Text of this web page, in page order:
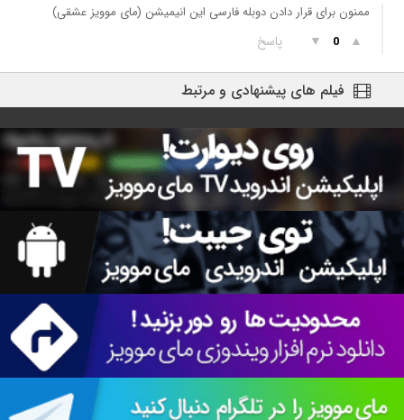
ممنون برای قرار دادن دوبله فارسی این انیمیشن (مای موویز عشقی)
▲
0
▼ پاسخ
فیلم های پیشنهادی و مرتبط